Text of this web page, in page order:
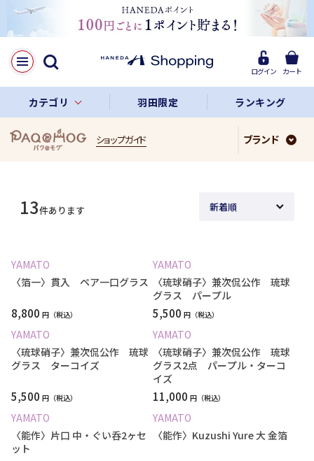
ログイン カート
カテゴリ 羽田限定 ランキング
ショップガイド ブランド
13件あります
YAMATO
〈箔一〉貫入 ペア一口グラス
8,800 円
YAMATO
〈琉球硝子〉兼次侃公作 琉球
グラス パープル
5,500 円
YAMATO
〈琉球硝子〉兼次侃公作 琉球
グラス ターコイズ
5,500 円
YAMATO
〈琉球硝子〉兼次侃公作 琉球
グラス2点 パープル・ターコ
イズ
11,000 円
YAMATO
〈能作〉片口 中・ぐい呑2ヶセ
ット
YAMATO
〈能作〉Kuzushi Yure 大 金箔